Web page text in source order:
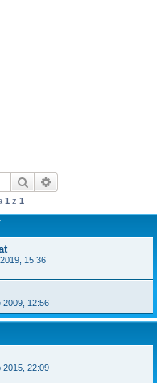
Hledat
1 z 1
15:36
2009, 12:56
2015, 22:09